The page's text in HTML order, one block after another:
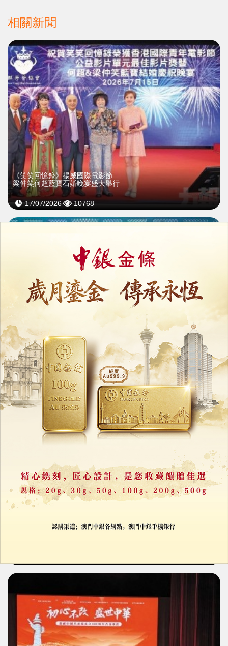
相關新聞
《笑笑回憶錄》揚威國際電影節
梁仲笑何超藍寶石婚晚宴盛大舉行
17/07/2026 10768
宏利慶祝與澳門同行30載
推全城大抽獎與客戶共享喜悅
10/07/2026 18249